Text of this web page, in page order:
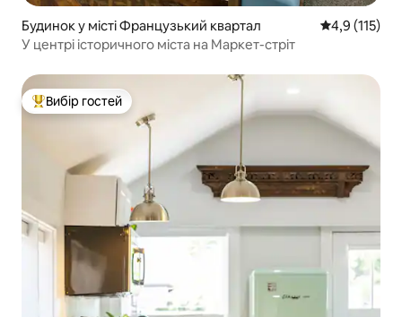
Будинок у місті Французький квартал Середня
4,9 (115)
У центрі історичного міста на Маркет-стріт
Топ вибір гостей
Вибір гостей